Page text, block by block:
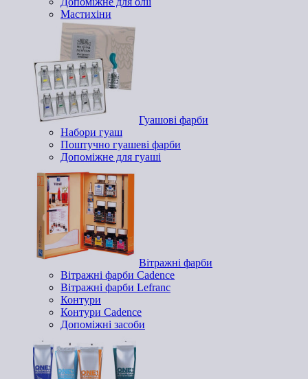
Мастихіни
Гуашові фарби
Набори гуаш
Поштучно гуашеві фарби
Допоміжне для гуаші
Вітражні фарби
Вітражні фарби Cadence
Вітражні фарби Lefranc
Контури
Контури Cadence
Допоміжні засоби